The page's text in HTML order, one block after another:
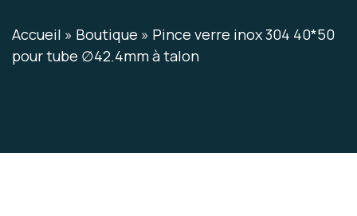
Accueil » Boutique » Pince verre inox 304 40*50
pour tube ∅42.4mm à talon